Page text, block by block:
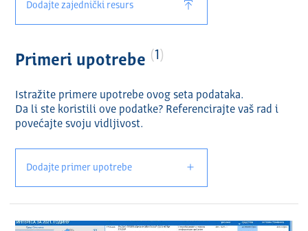
Dodajte zajednički resurs
Primeri upotrebe 1
Istražite primere upotrebe ovog seta podataka.
Da li ste koristili ove podatke? Referencirajte vaš rad i
povećajte svoju vidlјivost.
Dodajte primer upotrebe